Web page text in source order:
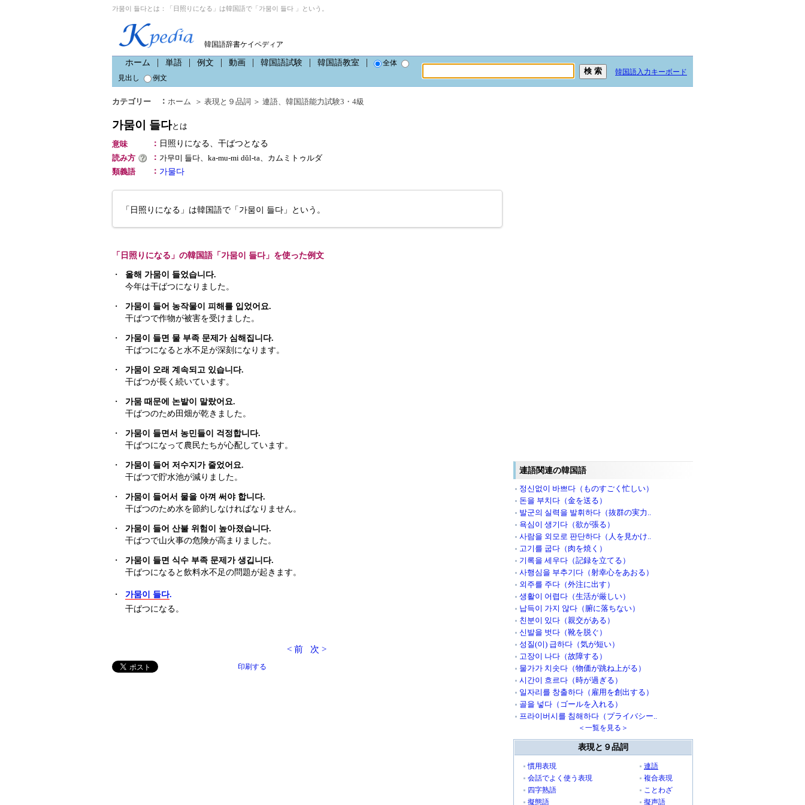
가뭄이 들다とは：「日照りになる」は韓国語で「가뭄이 들다 」という。
韓国語辞書ケイペディア
ホーム 単語 例文 動画 韓国語試験 韓国語教室
全体
見出し
例文
韓国語入力キーボード
カテゴリー ： ホーム ＞ 表現と９品詞 ＞ 連語、 韓国語能力試験3・4級
가뭄이 들다とは
意味
： 日照りになる、干ばつとなる
読み方
： 가무미 들다、ka-mu-mi dŭl-ta、カムミトゥルダ
類義語
： 가물다
「日照りになる」は韓国語で「가뭄이 들다」という。
「日照りになる」の韓国語「가뭄이 들다」を使った例文
・
올해 가뭄이 들었습니다.
今年は干ばつになりました。
・
가뭄이 들어 농작물이 피해를 입었어요.
干ばつで作物が被害を受けました。
・
가뭄이 들면 물 부족 문제가 심해집니다.
干ばつになると水不足が深刻になります。
・
가뭄이 오래 계속되고 있습니다.
干ばつが長く続いています。
・
가뭄 때문에 논밭이 말랐어요.
干ばつのため田畑が乾きました。
・
가뭄이 들면서 농민들이 걱정합니다.
干ばつになって農民たちが心配しています。
・
가뭄이 들어 저수지가 줄었어요.
干ばつで貯水池が減りました。
・
가뭄이 들어서 물을 아껴 써야 합니다.
干ばつのため水を節約しなければなりません。
・
가뭄이 들어 산불 위험이 높아졌습니다.
干ばつで山火事の危険が高まりました。
・
가뭄이 들면 식수 부족 문제가 생깁니다.
干ばつになると飲料水不足の問題が起きます。
・ 가뭄이 들다.
干ばつになる。
< 前 次 >
印刷する
連語関連の韓国語
정신없이 바쁘다（ものすごく忙しい）
돈을 부치다（金を送る）
발군의 실력을 발휘하다（抜群の実力..
욕심이 생기다（欲が張る）
사람을 외모로 판단하다（人を見かけ..
고기를 굽다（肉を焼く）
기록을 세우다（記録を立てる）
사행심을 부추기다（射幸心をあおる）
외주를 주다（外注に出す）
생활이 어렵다（生活が厳しい）
납득이 가지 않다（腑に落ちない）
친분이 있다（親交がある）
신발을 벗다（靴を脱ぐ）
성질(이) 급하다（気が短い）
고장이 나다（故障する）
물가가 치솟다（物価が跳ね上がる）
시간이 흐르다（時が過ぎる）
일자리를 창출하다（雇用を創出する）
골을 넣다（ゴールを入れる）
프라이버시를 침해하다（プライバシー..
＜一覧を見る＞
表現と９品詞
慣用表現
連語
会話でよく使う表現
複合表現
四字熟語
ことわざ
擬態語
擬声語